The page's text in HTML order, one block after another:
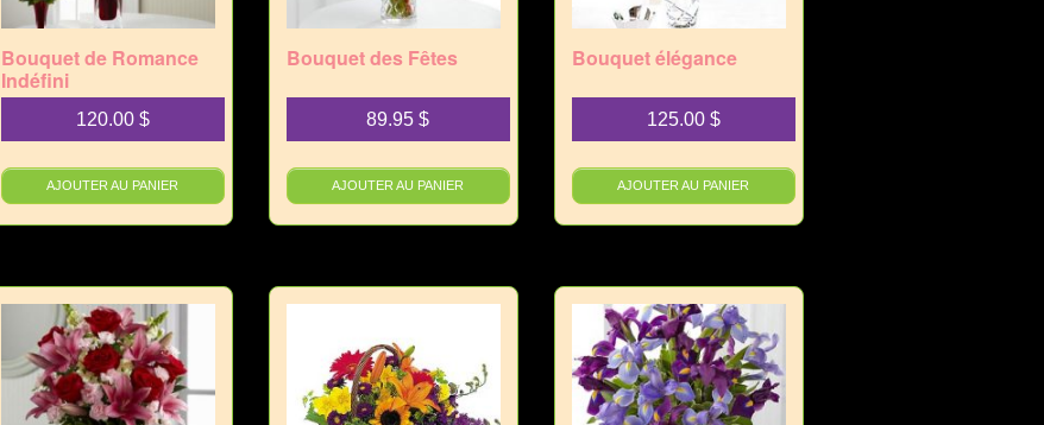
Bouquet de Romance
Indéfini
120.00 $
AJOUTER AU PANIER
Bouquet des Fêtes
89.95$
AJOUTER AU PANIER
Bouquet élégance
125.00 $
AJOUTER AU PANIER